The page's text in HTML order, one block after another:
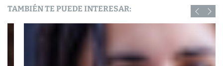
TAMBIÉN TE PUEDE INTERESAR: